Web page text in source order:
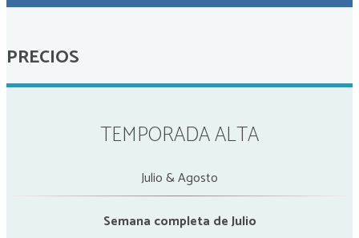
PRECIOS
TEMPORADA ALTA
Julio & Agosto
Semana completa de Julio